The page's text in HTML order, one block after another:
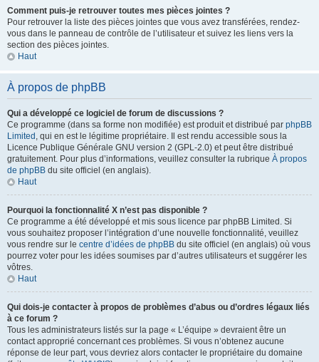
Comment puis-je retrouver toutes mes pièces jointes ?
Pour retrouver la liste des pièces jointes que vous avez transférées, rendez-
vous dans le panneau de contrôle de l’utilisateur et suivez les liens vers la
section des pièces jointes.
Haut
À propos de phpBB
Qui a développé ce logiciel de forum de discussions ?
Ce programme (dans sa forme non modifiée) est produit et distribué par phpBB
Limited , qui en est le légitime propriétaire. Il est rendu accessible sous la
Licence Publique Générale GNU version 2 (GPL-2.0) et peut être distribué
gratuitement. Pour plus d’informations, veuillez consulter la rubrique À propos
de phpBB du site officiel (en anglais).
Haut
Pourquoi la fonctionnalité X n’est pas disponible ?
Ce programme a été développé et mis sous licence par phpBB Limited. Si
vous souhaitez proposer l’intégration d’une nouvelle fonctionnalité, veuillez
vous rendre sur le centre d’idées de phpBB du site officiel (en anglais) où vous
pourrez voter pour les idées soumises par d’autres utilisateurs et suggérer les
vôtres.
Haut
Qui dois-je contacter à propos de problèmes d’abus ou d’ordres légaux liés
à ce forum ?
Tous les administrateurs listés sur la page « L’équipe » devraient être un
contact approprié concernant ces problèmes. Si vous n’obtenez aucune
réponse de leur part, vous devriez alors contacter le propriétaire du domaine